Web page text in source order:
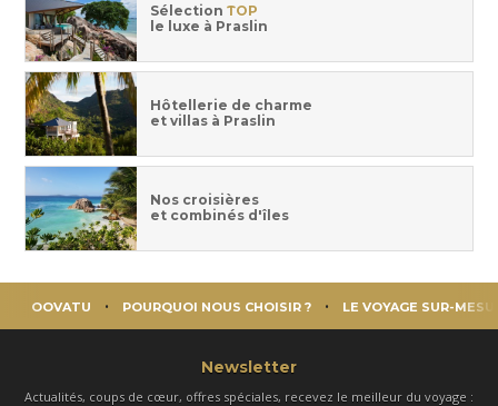
Sélection TOP
le luxe à Praslin
Hôtellerie de charme
et villas à Praslin
Nos croisières
et combinés d'îles
OOVATU POURQUOI NOUS CHOISIR ? LE VOYAGE SUR-
Newsletter
Actualités, coups de cœur, offres spéciales, recevez le meilleur du voyage :